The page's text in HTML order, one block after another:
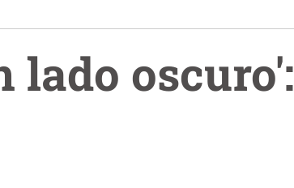
lado oscuro':